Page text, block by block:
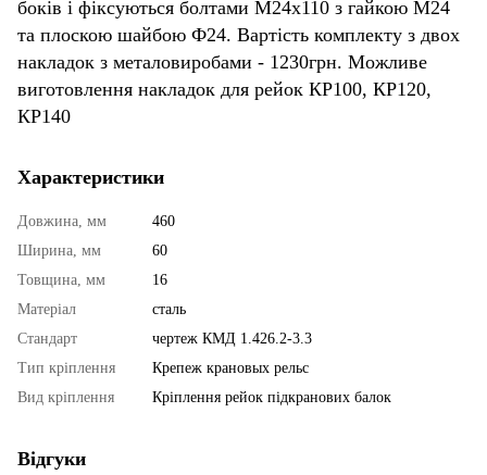
боків і фіксуються болтами М24х110 з гайкою М24
та плоскою шайбою Ф24. Вартість комплекту з двох
накладок з металовиробами - 1230грн. Можливе
виготовлення накладок для рейок КР100, КР120,
КР140
Характеристики
Довжина, мм
460
Ширина, мм
60
Товщина, мм
16
Матеріал
сталь
Стандарт
чертеж КМД 1.426.2-3.3
Тип кріплення
Крепеж крановых рельс
Вид кріплення
Кріплення рейок підкранових балок
Відгуки